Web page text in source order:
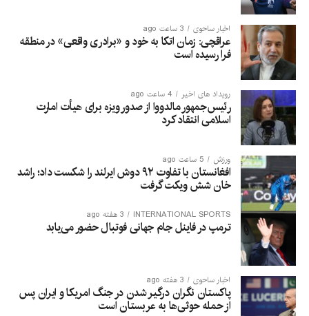
اخبار ساحوی 3 ساعت ago
عراقچی: زمان اتکا به خود و «برادری واقعی» در منطقه
فرا رسیده است
رویداد های اخیر 4 ساعت ago
رئیس‌جمهور مالدووا از صدور ویزه برای هیأت امارت
اسلامی انتقاد کرد
ورزش 5 ساعت ago
افغانستان با تفاوت ۹۲ دوش ایرلند را شکست داد؛ راشد
خان شش ویکت گرفت
INTERNATIONAL SPORTS 3 هفته ago
ترمپ در فاینل جام جهانی فوتبال حضور می‌یابد
اخبار ساحوی 3 هفته ago
پاکستان نگران درگیر شدن در جنگ امریکا و ایران پس
از حمله حوثی‌ها به عربستان است